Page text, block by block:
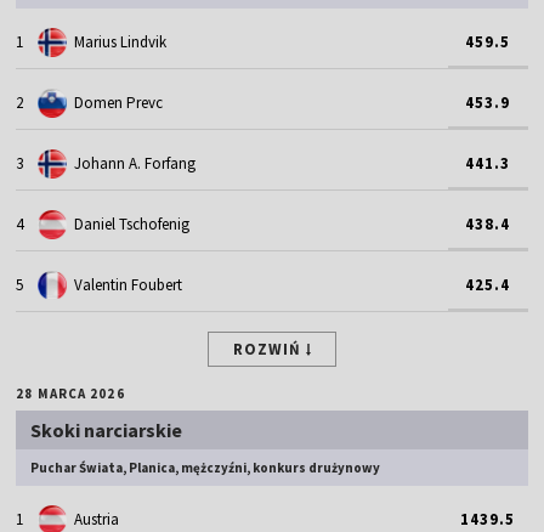
1 Marius Lindvik 459.5
2 Domen Prevc 453.9
3 Johann A. Forfang 441.3
4 Daniel Tschofenig 438.4
5 Valentin Foubert 425.4
ROZWIŃ
28 MARCA 2026
Skoki narciarskie
Puchar Świata, Planica, mężczyźni, konkurs drużynowy
1 Austria 1439.5